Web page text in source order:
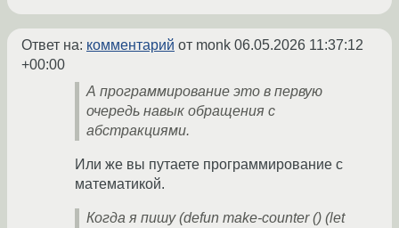
Ответ на: комментарий от monk 06.05.2026 11:37:12
+00:00
А программирование это в первую
очередь навык обращения с
абстракциями.
Или же вы путаете программирование с
математикой.
Когда я пишу (defun make-counter () (let